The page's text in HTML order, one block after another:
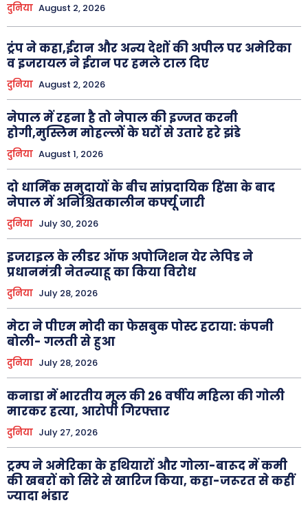
दुनिया August 2, 2026
ट्रंप ने कहा,ईरान और अन्य देशों की अपील पर अमेरिका
व इजरायल ने ईरान पर हमले टाल दिए
दुनिया August 2, 2026
नेपाल में रहना है तो नेपाल की इज्जत करनी
होगी,मुस्लिम मोहल्लों के घरों से उतारे हरे झंडे
दुनिया August 1, 2026
दो धार्मिक समुदायों के बीच सांप्रदायिक हिंसा के बाद
नेपाल में अनिश्चितकालीन कर्फ्यू जारी
दुनिया July 30, 2026
इजराइल के लीडर ऑफ अपोजिशन येर लेपिड ने
प्रधानमंत्री नेतन्याहू का किया विरोध
दुनिया July 28, 2026
मेटा ने पीएम मोदी का फेसबुक पोस्ट हटाया: कंपनी
बोली- गलती से हुआ
दुनिया July 28, 2026
कनाडा में भारतीय मूल की 26 वर्षीय महिला की गोली
मारकर हत्या, आरोपी गिरफ्तार
दुनिया July 27, 2026
ट्रम्प ने अमेरिका के हथियारों और गोला-बारूद में कमी
की खबरों को सिरे से खारिज किया, कहा-जरूरत से कहीं
ज्यादा भंडार